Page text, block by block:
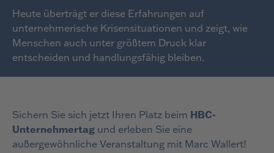
Heute überträgt er diese Erfahrungen auf
unternehmerische Krisensituationen und zeigt, wie
Menschen auch unter größtem Druck klar
entscheiden und handlungsfähig bleiben.
Sichern Sie sich jetzt Ihren Platz beim HBC-
Unternehmertag und erleben Sie eine
außergewöhnliche Veranstaltung mit Marc Wallert!